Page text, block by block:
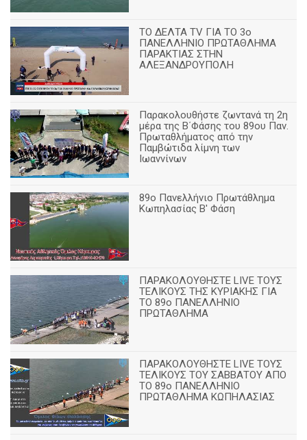
ΤΟ ΔΕΛΤΑ ΤV ΓΙΑ ΤΟ 3ο
ΠΑΝΕΛΛΗΝΙΟ ΠΡΩΤΑΘΛΗΜΑ
ΠΑΡΑΚΤΙΑΣ ΣΤΗΝ
ΑΛΕΞΑΝΔΡΟΥΠΟΛΗ
Παρακολουθήστε ζωντανά τη 2η
μέρα της Β΄Φάσης του 89ου Παν.
Πρωταθλήματος από την
Παμβώτιδα λίμνη των
Ιωαννίνων
89o Πανελλήνιο Πρωτάθλημα
Κωπηλασίας Β' Φάση
ΠΑΡΑΚΟΛΟΥΘΗΣΤΕ LIVE ΤΟΥΣ
ΤΕΛΙΚΟΥΣ ΤΗΣ ΚΥΡΙΑΚΗΣ ΓΙΑ
ΤΟ 89ο ΠΑΝΕΛΛΗΝΙΟ
ΠΡΩΤΑΘΛΗΜΑ
ΠΑΡΑΚΟΛΟΥΘΗΣΤΕ LIVE ΤΟΥΣ
ΤΕΛΙΚΟΥΣ ΤΟΥ ΣΑΒΒΑΤΟΥ ΑΠΟ
TO 89o ΠΑΝΕΛΛΗΝΙΟ
ΠΡΩΤΑΘΛΗΜΑ ΚΩΠΗΛΑΣΙΑΣ